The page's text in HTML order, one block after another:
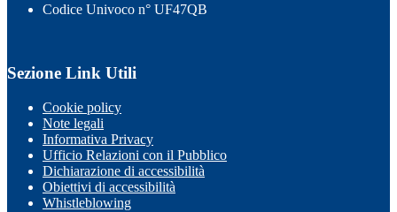
Codice Univoco n° UF47QB
Sezione Link Utili
Cookie policy
Note legali
Informativa Privacy
Ufficio Relazioni con il Pubblico
Dichiarazione di accessibilità
Obiettivi di accessibilità
Whistleblowing